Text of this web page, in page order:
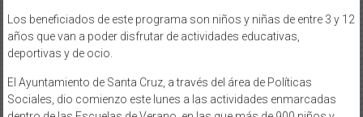
Los beneficiados de este programa son niños y niñas de entre 3 y 12
años que van a poder disfrutar de actividades educativas,
deportivas y de ocio.
El Ayuntamiento de Santa Cruz, a través del área de Políticas
Sociales, dio comienzo este lunes a las actividades enmarcadas